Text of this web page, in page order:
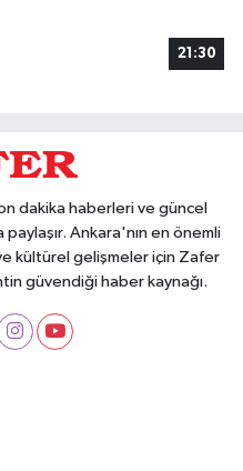
21:30
dakika haberleri ve güncel
Ankara'nın en önemli
kültürel gelişmeler için Zafer
güvendiği haber kaynağı.